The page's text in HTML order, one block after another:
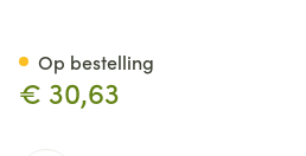
€ 30,63
Op bestelling